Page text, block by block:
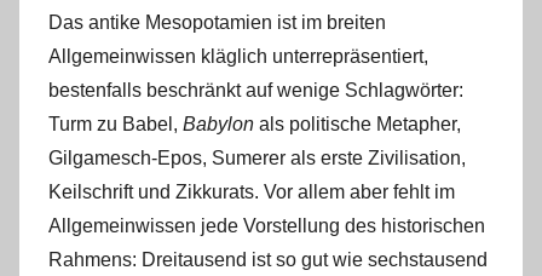
Das antike Mesopotamien ist im breiten
Allgemeinwissen kläglich unterrepräsentiert,
bestenfalls beschränkt auf wenige Schlagwörter:
Turm zu Babel, Babylon als politische Metapher,
Gilgamesch-Epos, Sumerer als erste Zivilisation,
Keilschrift und Zikkurats. Vor allem aber fehlt im
Allgemeinwissen jede Vorstellung des historischen
Rahmens: Dreitausend ist so gut wie sechstausend